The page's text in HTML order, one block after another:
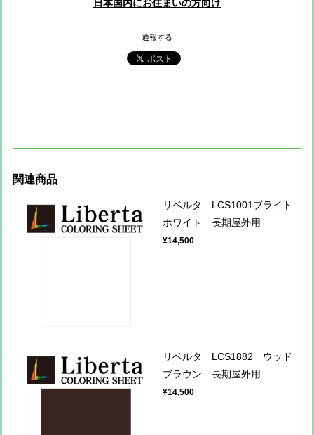
日本国内にお住まいの方向け
通報する
関連商品
リベルタ LCS1001ブライト
ホワイト 長期屋外用
¥14,500
リベルタ LCS1882 ウッド
ブラウン 長期屋外用
¥14,500